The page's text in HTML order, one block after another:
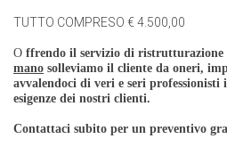
TUTTO COMPRESO € 4.500,00
O ffrendo il servizio di ristrutturazione
mano solleviamo il cliente da oneri,
avvalendoci di veri e seri
esigenze dei nostri clienti.
Contattaci subito per un preventivo